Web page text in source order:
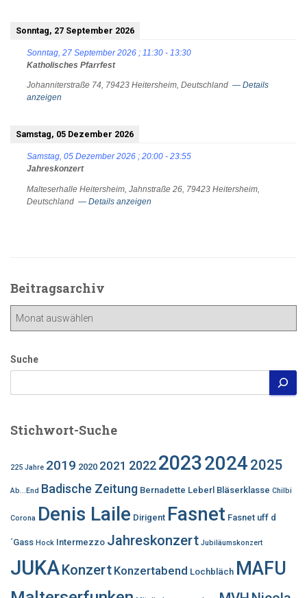
Sonntag, 27 September 2026
Sonntag, 27 September 2026 ; 11:30 - 13:30
Katholisches Pfarrfest
Johanniterstraße 74, 79423 Heitersheim, Deutschland — Details
anzeigen
Samstag, 05 Dezember 2026
Samstag, 05 Dezember 2026 ; 20:00 - 23:55
Jahreskonzert
Malteserhalle Heitersheim, Jahnstraße 26, 79423 Heitersheim,
Deutschland — Details anzeigen
Beitragsarchiv
Beitragsarchiv
Suche
Stichwort-Suche
225 Jahre 2019 2020 2021 202220232024 2025
Ab...End Badische Zeitung Bernadette Leberl Bläserklasse Chilbi
Corona Denis Laile Dirigent Fasnet Fasnet uff d
´Gass Hock Intermezzo Jahreskonzert Jubiläumskonzert
JUKAKonzert Konzertabend Lochbläch MAFU